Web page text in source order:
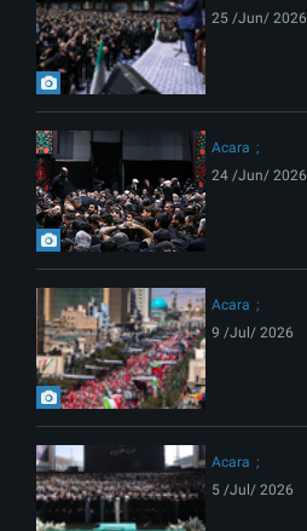
25 /Jun/ 2026
Acara
24 /Jun/ 2026
Acara
9 /Jul/ 2026
Acara
5 /Jul/ 2026